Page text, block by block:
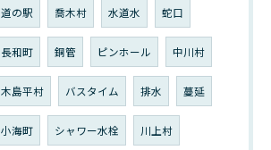
道の駅 喬木村 水道水 蛇口
長和町 銅管 ピンホール 中川村
木島平村 バスタイム 排水 蔓延
小海町 シャワー水栓 川上村